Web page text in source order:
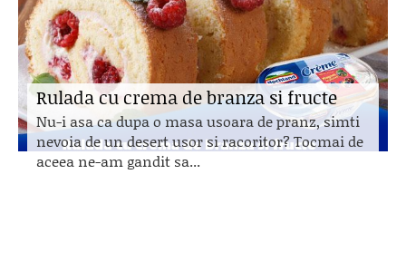
Rulada cu crema de branza si fructe
Nu-i asa ca dupa o masa usoara de pranz, simti
nevoia de un desert usor si racoritor? Tocmai de
aceea ne-am gandit sa...